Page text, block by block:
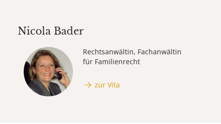
Nicola Bader
Rechtsanwältin, Fachanwältin
für Familienrecht
zur Vita